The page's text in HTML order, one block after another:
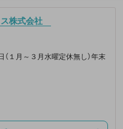
ス株式会社
（１月～３月水曜定休無し）年末